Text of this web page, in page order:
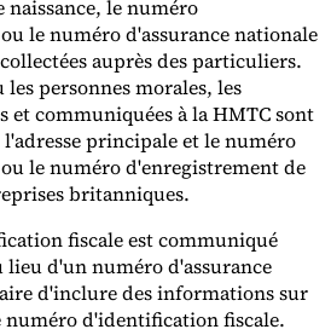
naissance, le numéro
le numéro d'assurance nationale
auprès des particuliers.
personnes morales, les
et communiquées à la HMTC sont
principale et le numéro
le numéro d'enregistrement de
britanniques.
fiscale est communiqué
lieu d'un numéro d'assurance
d'inclure des informations sur
numéro d'identification fiscale.